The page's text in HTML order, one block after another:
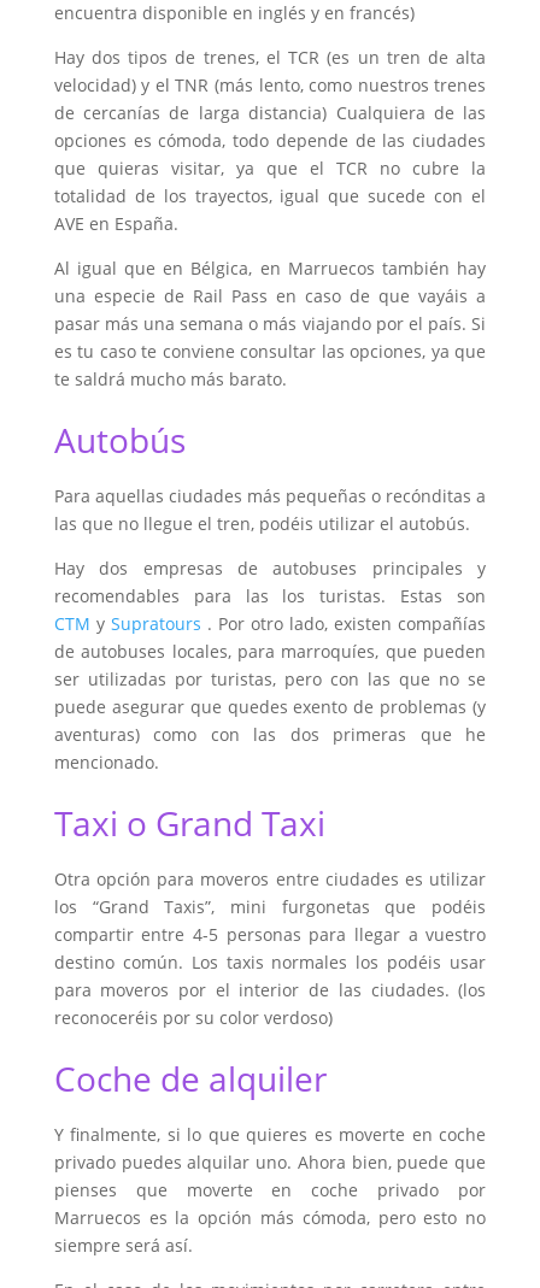
encuentra disponible en inglés y en francés)
Hay dos tipos de trenes, el TCR (es un tren de alta
velocidad) y el TNR (más lento, como nuestros trenes
de cercanías de larga distancia) Cualquiera de las
opciones es cómoda, todo depende de las ciudades
que quieras visitar, ya que el TCR no cubre la
totalidad de los trayectos, igual que sucede con el
AVE en España.
Al igual que en Bélgica, en Marruecos también hay
una especie de Rail Pass en caso de que vayáis a
pasar más una semana o más viajando por el país. Si
es tu caso te conviene consultar las opciones, ya que
te saldrá mucho más barato.
Autobús
Para aquellas ciudades más pequeñas o recónditas a
las que no llegue el tren, podéis utilizar el autobús.
Hay dos empresas de autobuses principales y
recomendables para las los turistas. Estas son
CTM y Supratours . Por otro lado, existen compañías
de autobuses locales, para marroquíes, que pueden
ser utilizadas por turistas, pero con las que no se
puede asegurar que quedes exento de problemas (y
aventuras) como con las dos primeras que he
mencionado.
Taxi o Grand Taxi
Otra opción para moveros entre ciudades es utilizar
los “Grand Taxis”, mini furgonetas que podéis
compartir entre 4-5 personas para llegar a vuestro
destino común. Los taxis normales los podéis usar
para moveros por el interior de las ciudades. (los
reconoceréis por su color verdoso)
Coche de alquiler
Y finalmente, si lo que quieres es moverte en coche
privado puedes alquilar uno. Ahora bien, puede que
pienses que moverte en coche privado por
Marruecos es la opción más cómoda, pero esto no
siempre será así.